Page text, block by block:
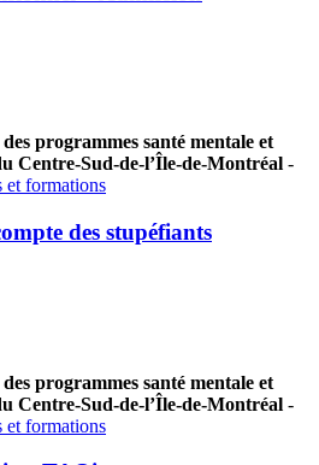
programmes santé mentale et
Centre-Sud-de-l’Île-de-Montréal -
et formations
des stupéfiants
programmes santé mentale et
Centre-Sud-de-l’Île-de-Montréal -
et formations